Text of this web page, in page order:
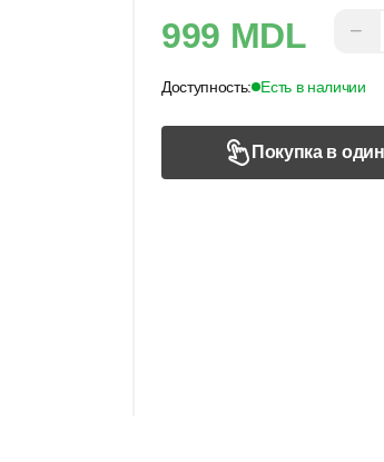
999 MDL −
Доступность: Есть в наличии
Покупка в